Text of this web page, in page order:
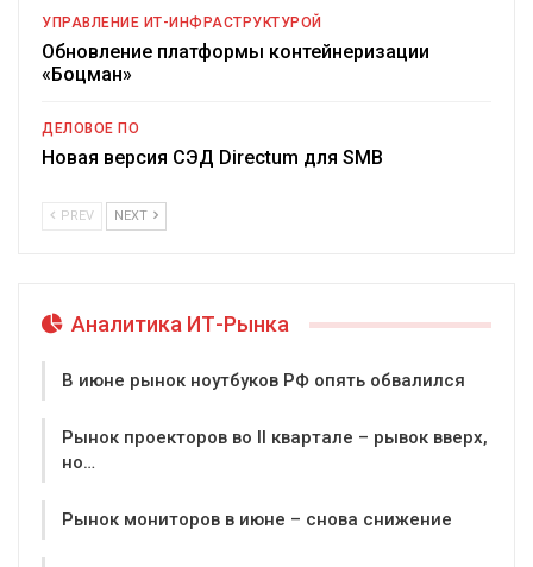
УПРАВЛЕНИЕ ИТ-ИНФРАСТРУКТУРОЙ
Обновление платформы контейнеризации
«Боцман»
ДЕЛОВОЕ ПО
Новая версия СЭД Directum для SMB
PREV NEXT
Аналитика ИТ-Рынка
В июне рынок ноутбуков РФ опять обвалился
Рынок проекторов во II квартале – рывок вверх,
но…
Рынок мониторов в июне – снова снижение